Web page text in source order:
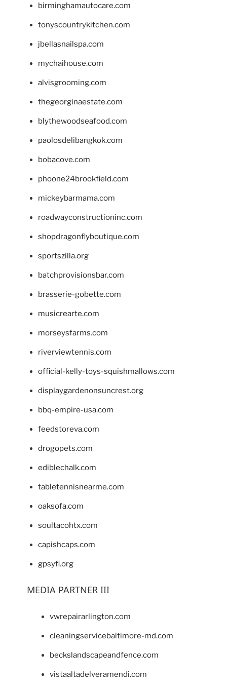
birminghamautocare.com
tonyscountrykitchen.com
jbellasnailspa.com
mychaihouse.com
alvisgrooming.com
thegeorginaestate.com
blythewoodseafood.com
paolosdelibangkok.com
bobacove.com
phoone24brookfield.com
mickeybarmama.com
roadwayconstructioninc.com
shopdragonflyboutique.com
sportszilla.org
batchprovisionsbar.com
brasserie-gobette.com
musicrearte.com
morseysfarms.com
riverviewtennis.com
official-kelly-toys-squishmallows.com
displaygardenonsuncrest.org
bbq-empire-usa.com
feedstoreva.com
drogopets.com
ediblechalk.com
tabletennisnearme.com
oaksofa.com
soultacohtx.com
capishcaps.com
gpsyfl.org
MEDIA PARTNER III
vwrepairarlington.com
cleaningservicebaltimore-md.com
beckslandscapeandfence.com
vistaaltadelveramendi.com